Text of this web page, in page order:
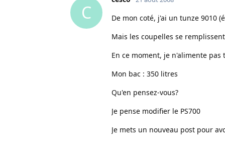
C
De mon coté, j'ai un tunze 9010
Mais les coupelles se
En ce moment, je n'alimente
Mon bac : 350 litres
Qu'en pensez-vous?
Je pense modifier le PS700
Je mets un nouveau post pour